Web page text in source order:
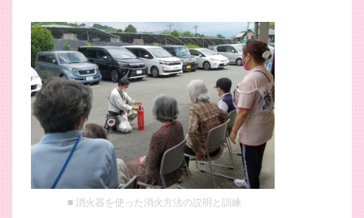
消火器を使った消火方法の説明と訓練